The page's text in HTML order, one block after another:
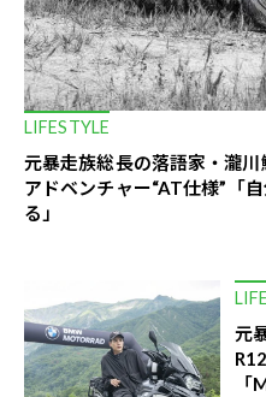
LIFESTYLE
元暴走族総長の落語家・瀧
アドベンチャー“AT仕様”――「
る」
元